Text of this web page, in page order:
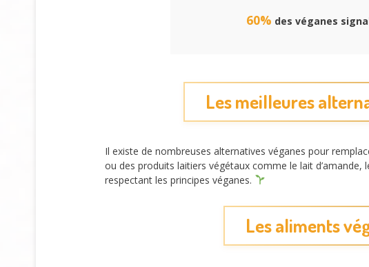
60% des véganes
Les meilleures
Il existe de nombreuses alternatives véganes pour
ou des produits laitiers végétaux comme le lait
respectant les principes véganes.
Les aliments